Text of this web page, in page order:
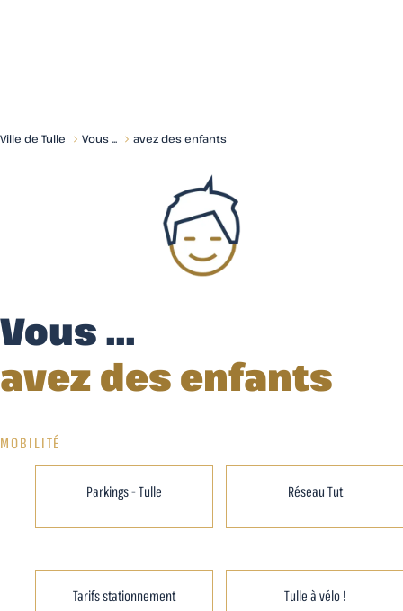
Ville de Tulle Vous ... avez des enfants
Vous ...
avez des enfants
MOBILITÉ
Parkings - Tulle Réseau Tut
Tarifs stationnement Tulle à vélo !